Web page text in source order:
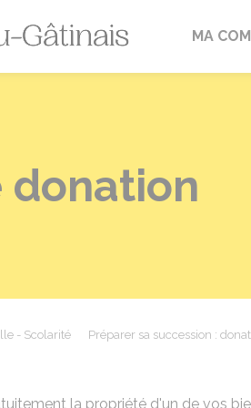
Fréville-du-
MA
donation
- Scolarité Préparer sa succession :
la propriété d'un de vos